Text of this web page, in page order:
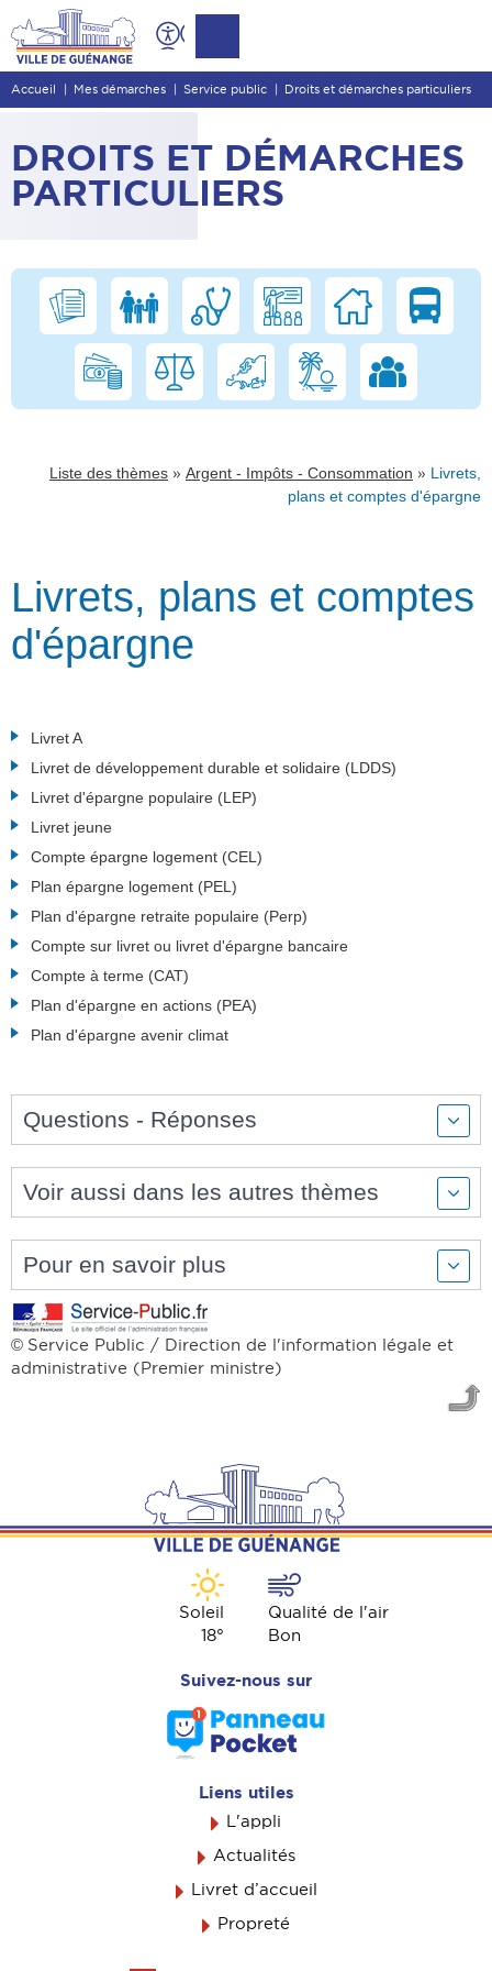
Contenu
Entête de page
Menu principal
Pied de page
Accueil Mes démarches Service public Droits et démarches particuliers
DROITS ET DÉMARCHES
PARTICULIERS
Liste des thèmes » Argent - Impôts - Consommation » Livrets,
plans et comptes d'épargne
Livrets, plans et comptes
d'épargne
Livret A
Livret de développement durable et solidaire (LDDS)
Livret d'épargne populaire (LEP)
Livret jeune
Compte épargne logement (CEL)
Plan épargne logement (PEL)
Plan d'épargne retraite populaire (Perp)
Compte sur livret ou livret d'épargne bancaire
Compte à terme (CAT)
Plan d'épargne en actions (PEA)
Plan d'épargne avenir climat
Questions - Réponses
Voir aussi dans les autres thèmes
Pour en savoir plus
© Service Public / Direction de l'information légale et
administrative (Premier ministre)
Soleil
18°
Qualité de l'air
Bon
Suivez-nous sur
Liens utiles
L'appli
Actualités
Livret d’accueil
Propreté